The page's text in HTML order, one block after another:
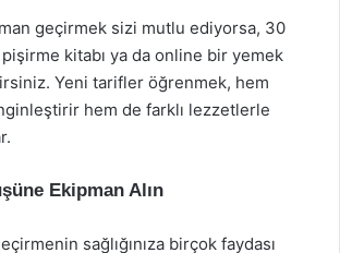
geçirmek sizi mutlu ediyorsa, 30
kitabı ya da online bir yemek
Yeni tarifler öğrenmek, hem
hem de farklı lezzetlerle
Ekipman Alın
sağlığınıza birçok faydası